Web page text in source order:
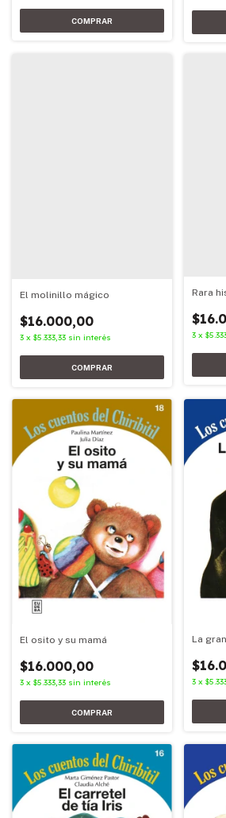
El molinillo mágico
$16.000,00
3 x $5.333,33 sin interés
Rara
3 x
El osito y su mamá
$16.000,00
3 x $5.333,33 sin interés
La
3 x